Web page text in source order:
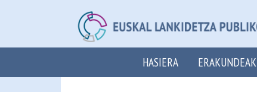
HASIERA ERAKUNDEAK